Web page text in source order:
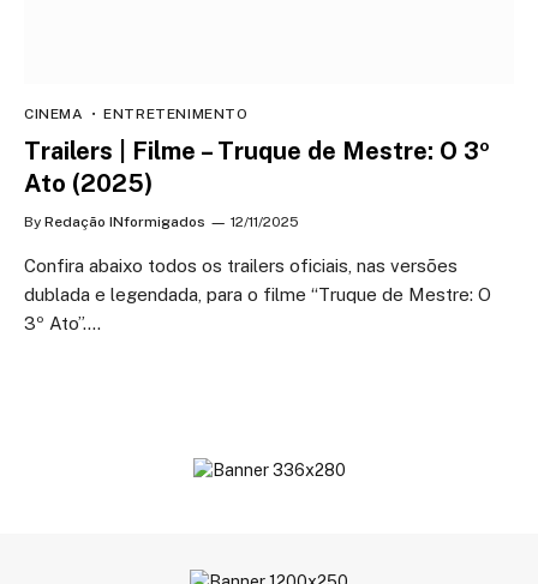
CINEMA ENTRETENIMENTO
Trailers | Filme – Truque de Mestre: O 3º
Ato (2025)
By Redação INformigados 12/11/2025
Confira abaixo todos os trailers oficiais, nas versões
dublada e legendada, para o filme “Truque de Mestre: O
3º Ato”.…